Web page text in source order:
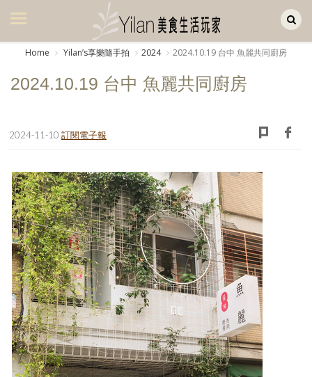
美食集
生活風
書房集
日記簿
餐桌週記
享樂隨手拍
照相簿
影音區
Home Yilanʼs享樂隨手拍 2024 2024.10.19 台中 魚麗共同廚房
2024.10.19 台中 魚麗共同廚房
2024-11-10 訂閱電子報